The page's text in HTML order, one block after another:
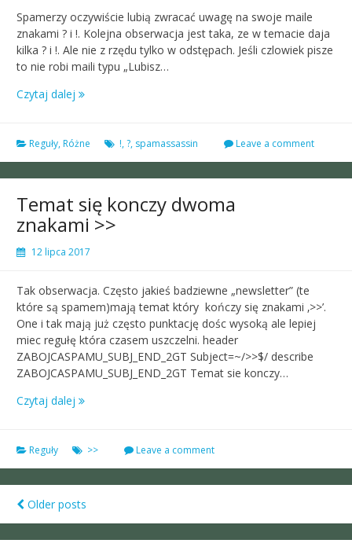
Spamerzy oczywiście lubią zwracać uwagę na swoje maile
znakami ? i !. Kolejna obserwacja jest taka, ze w temacie daja
kilka ? i !. Ale nie z rzędu tylko w odstępach. Jeśli czlowiek pisze
to nie robi maili typu „Lubisz…
Czytaj dalej
Reguły, Różne !,?, spamassassin Leave a comment
Temat się konczy dwoma
znakami >>
12 lipca 2017
Tak obserwacja. Często jakieś badziewne „newsletter” (te
które są spamem)mają temat który kończy się znakami ‚>>’.
One i tak mają już często punktację dośc wysoką ale lepiej
miec regułę która czasem uszczelni. header
ZABOJCASPAMU_SUBJ_END_2GT Subject=~/>>$/ describe
ZABOJCASPAMU_SUBJ_END_2GT Temat sie konczy…
Czytaj dalej
Reguły >> Leave a comment
Posts
Older posts